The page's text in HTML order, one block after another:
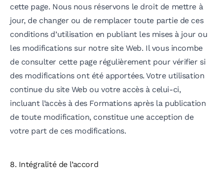
cette page. Nous nous réservons le droit de mettre à
jour, de changer ou de remplacer toute partie de ces
conditions d’utilisation en publiant les mises à jour ou
les modifications sur notre site Web. Il vous incombe
de consulter cette page régulièrement pour vérifier si
des modifications ont été apportées. Votre utilisation
continue du site Web ou votre accès à celui-ci,
incluant l’accès à des Formations après la publication
de toute modification, constitue une acception de
votre part de ces modifications.
8. Intégralité de l’accord